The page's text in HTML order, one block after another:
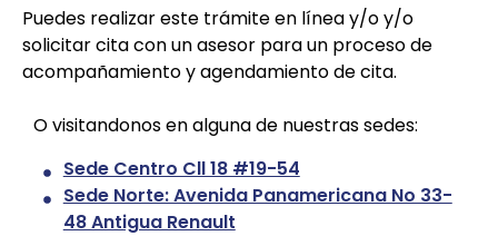
Puedes realizar este trámite en línea y/oy/o
solicitar cita con un asesor para un proceso de
acompañamiento y agendamiento de cita.
O visitandonos en alguna de nuestras sedes:
Sede Centro Cll 18 #19-54
Sede Norte: Avenida Panamericana No 33-
48 Antigua Renault